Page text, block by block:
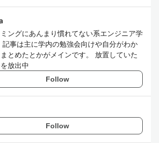
ングにあんまり慣れてない系エンジニア学
記事は主に学内の勉強会向けや自分がわか
とめたとかがメインです。 放置していた
放出中
Follow
Follow